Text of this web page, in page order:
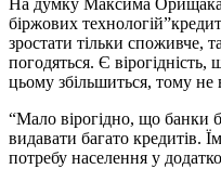
біржових
зростати тільки споживче,
погодяться. Є
цьому збільшиться, тому не
“Мало вірогідно, що банки
видавати багато кредитів.
потребу населення у